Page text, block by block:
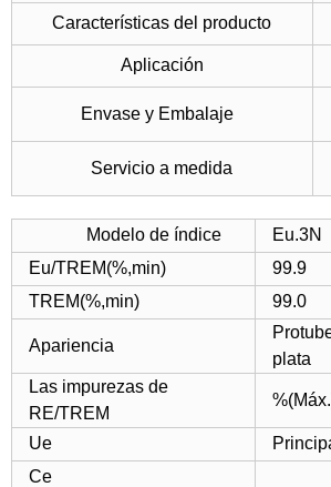
Características del producto
Aplicación
Envase y Embalaje
Servicio a medida
Modelo de índice
Eu.3N
Eu/TREM(%,min)
99.9
TREM(%,min)
99.0
Apariencia
plata
Las impurezas de
RE/TREM
Ue
Ce